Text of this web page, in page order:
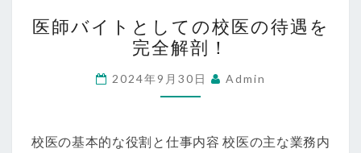
師
バ
イ
ト
し
医師バイトとしての校医の待遇を
完全解剖！
2024年9月30日 Admin
校医の基本的な役割と仕事内容 校医の主な業務内